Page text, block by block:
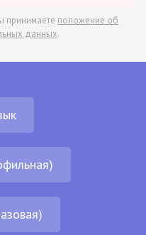
принимаете положение об
данных.